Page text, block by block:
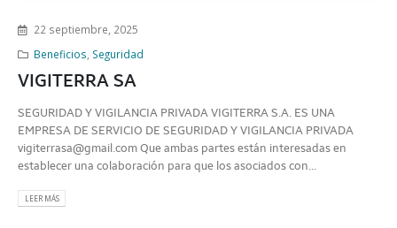
22 septiembre, 2025
Beneficios Seguridad
VIGITERRA SA
SEGURIDAD Y VIGILANCIA PRIVADA VIGITERRA S.A. ES UNA
EMPRESA DE SERVICIO DE SEGURIDAD Y VIGILANCIA PRIVADA
vigiterrasa@gmail.comQue ambas partes están interesadas en
establecer una colaboración para que los asociados con...
LEER MÁS